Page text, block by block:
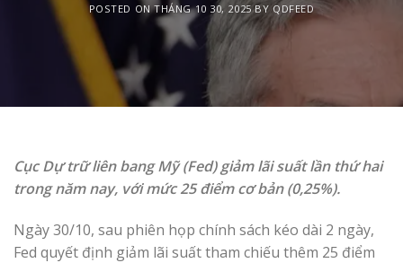
POSTED ONTHÁNG 10 30, 2025BY QDFEED
Cục Dự trữ liên bang Mỹ (Fed) giảm lãi suất lần thứ hai
trong năm nay, với mức 25 điểm cơ bản (0,25%).
Ngày 30/10, sau phiên họp chính sách kéo dài 2 ngày,
Fed quyết định giảm lãi suất tham chiếu thêm 25 điểm